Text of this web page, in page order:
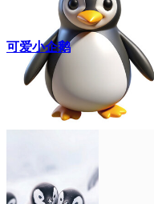
可爱小企鹅